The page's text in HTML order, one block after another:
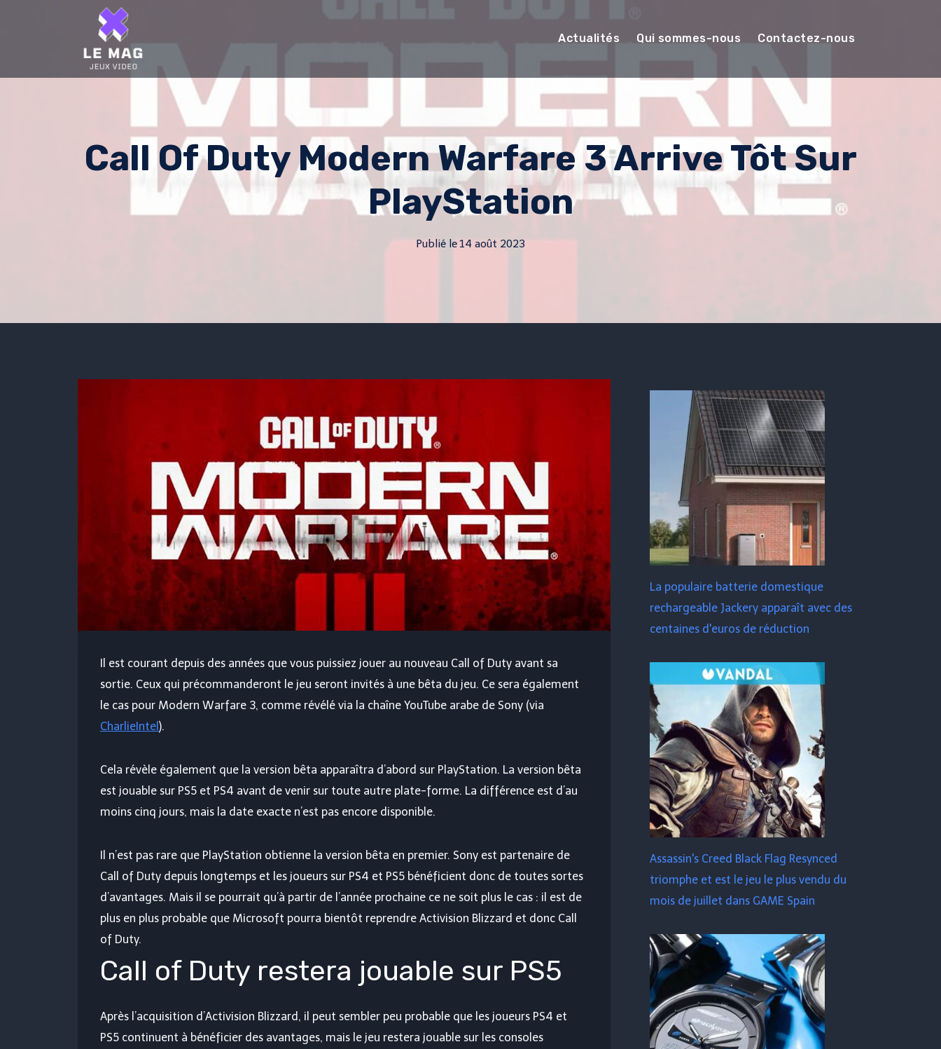
Actualités Qui sommes-nous Contactez-nous
Call Of Duty Modern Warfare 3 Arrive Tôt Sur
PlayStation
Publié le14 août 2023
Il est courant depuis des années que vous puissiez jouer au nouveau Call of Duty avant sa
sortie. Ceux qui précommanderont le jeu seront invités à une bêta du jeu. Ce sera également
le cas pour Modern Warfare 3, comme révélé via la chaîne YouTube arabe de Sony (via
CharlieIntel ).
Cela révèle également que la version bêta apparaîtra d’abord sur PlayStation. La version bêta
est jouable sur PS5 et PS4 avant de venir sur toute autre plate-forme. La différence est d’au
moins cinq jours, mais la date exacte n’est pas encore disponible.
Il n’est pas rare que PlayStation obtienne la version bêta en premier. Sony est partenaire de
Call of Duty depuis longtemps et les joueurs sur PS4 et PS5 bénéficient donc de toutes sortes
d’avantages. Mais il se pourrait qu’à partir de l’année prochaine ce ne soit plus le cas : il est de
plus en plus probable que Microsoft pourra bientôt reprendre Activision Blizzard et donc Call
of Duty.
Call of Duty restera jouable sur PS5
Après l’acquisition d’Activision Blizzard, il peut sembler peu probable que les joueurs PS4 et
PS5 continuent à bénéficier des avantages, mais le jeu restera jouable sur les consoles
La populaire batterie domestique
rechargeable Jackery apparaît avec des
centaines d'euros de réduction
Assassin's Creed Black Flag Resynced
triomphe et est le jeu le plus vendu du
mois de juillet dans GAME Spain